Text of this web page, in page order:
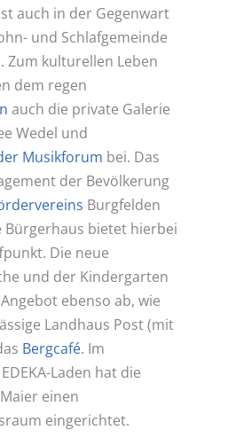
auch in der Gegenwart
und Schlafgemeinde
Zum kulturellen Leben
dem regen
auch die private Galerie
Wedel und
Musikforum bei. Das
der Bevölkerung
Burgfelden
Bürgerhaus bietet hierbei
Die neue
und der Kindergarten
ebenso ab, wie
Landhaus Post (mit
Bergcafé. Im
Laden hat die
einen
eingerichtet.